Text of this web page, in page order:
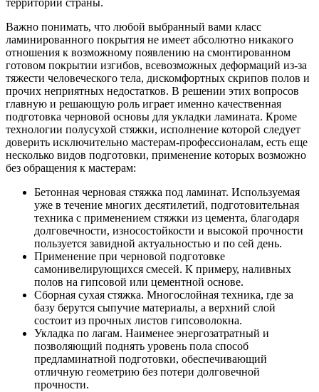
территории страны.
Важно понимать, что любой выбранный вами класс
ламинированного покрытия не имеет абсолютно никакого
отношения к возможному появлению на смонтированном
готовом покрытии изгибов, всевозможных деформаций из-за
тяжести человеческого тела, дискомфортных скрипов полов и
прочих неприятных недостатков. В решении этих вопросов
главную и решающую роль играет именно качественная
подготовка черновой основы для укладки ламината. Кроме
технологии полусухой стяжки, исполнение которой следует
доверить исключительно мастерам-профессионалам, есть еще
несколько видов подготовки, применение которых возможно
без обращения к мастерам:
Бетонная черновая стяжка под ламинат. Используемая
уже в течение многих десятилетий, подготовительная
техника с применением стяжки из цемента, благодаря
долговечности, износостойкости и высокой прочности
пользуется завидной актуальностью и по сей день.
Применение при черновой подготовке
самонивелирующихся смесей. К примеру, наливных
полов на гипсовой или цементной основе.
Сборная сухая стяжка. Многослойная техника, где за
базу берутся сыпучие материалы, а верхний слой
состоит из прочных листов гипсоволокна.
Укладка по лагам. Наименее энергозатратный и
позволяющий поднять уровень пола способ
предламинатной подготовки, обеспечивающий
отличную геометрию без потери долговечной
прочности.